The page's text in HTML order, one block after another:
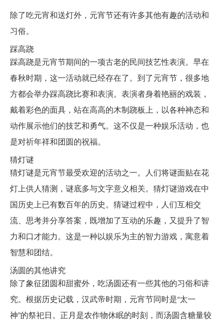
除了吃元宵和送灯外，元宵节还有许多其他有趣的活动和
习俗。
踩高跷
踩高跷是元宵节期间的一项古老的民间技艺性表演。早在
春秋时期，这一活动就已经存在了。到了元宵节，很多地
方都会举办踩高跷比赛和表演。表演者身着艳丽的戏装，
戴着彩色的面具，站在高高的木制跷板上，以各种神态和
动作展示他们的技艺和勇气。这不仅是一种娱乐活动，也
是对祈年祥和团圆的祝福。
猜灯谜
猜灯谜是元宵节最受欢迎的活动之一。人们将谜面贴在花
灯上供人猜测，谜底多与文字意义相关。猜灯谜游戏在中
国历史上已有数百年的历史。猜谜过程中，人们互相交
流、思考并分享答案，既增加了互动的乐趣，又提升了智
力和口才能力。这是一种以娱乐为主的智力游戏，寓意着
智慧和团结。
汤圆的其他讲究
除了象征团圆和甜蜜外，吃汤圆还有一些其他的习俗和讲
究。根据历史记载，汉武帝时期，元宵节同时是“太一
神”的祭祀日。正月是农作物休眠的时刻，而汤圆含糖量较